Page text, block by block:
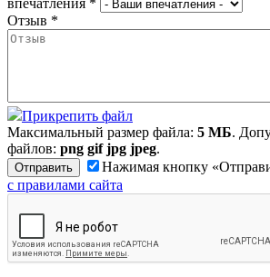
Отзыв *
Прикрепить файл
Максимальный размер файла: 5 МБ.
файлов: png gif jpg jpeg.
Нажимая кнопку
с правилами сайта